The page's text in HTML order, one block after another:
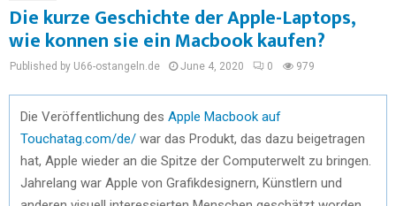
Die kurze Geschichte der Apple-Laptops,
wie konnen sie ein Macbook kaufen?
Published by U66-ostangeln.de June 4, 2020 0 979
Die Veröffentlichung des Apple Macbook auf
Touchatag.com/de/ war das Produkt, das dazu beigetragen
hat, Apple wieder an die Spitze der Computerwelt zu bringen.
Jahrelang war Apple von Grafikdesignern, Künstlern und